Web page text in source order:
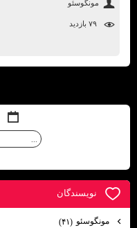
مونگوسئو
نويسندگان
مونگوسئو (۴۱)